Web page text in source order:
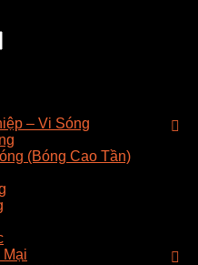
– Vi Sóng
(Bóng Cao Tần)
Mại